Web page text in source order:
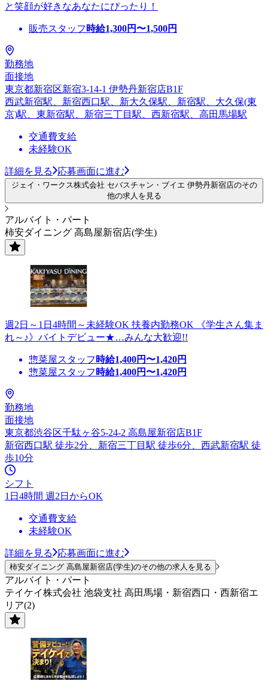
と笑顔が好きなあなたにぴったり！
販売スタッフ 時給1,300円〜1,500円
勤務地
面接地
東京都新宿区新宿3-14-1 伊勢丹新宿店B1F
西武新宿駅、新宿西口駅、新大久保駅、新宿駅、大久保(東
京)駅、東新宿駅、新宿三丁目駅、西新宿駅、高田馬場駅
交通費支給
未経験OK
詳細を見る 応募画面に進む
ジェイ・ワークス株式会社 セバスチャン・ブイエ 伊勢丹新宿店のその
他の求人を見る
アルバイト・パート
柿安ダイニング 高島屋新宿店(学生)
週2日～1日4時間～未経験OK 扶養内勤務OK 《学生さん集ま
れ～♪》バイトデビュー★…みんな大歓迎!!
惣菜屋スタッフ 時給1,400円〜1,420円
惣菜屋スタッフ 時給1,400円〜1,420円
勤務地
面接地
東京都渋谷区千駄ヶ谷5-24-2 高島屋新宿店B1F
新宿西口駅 徒歩2分、新宿三丁目駅 徒歩6分、西武新宿駅 徒
歩10分
シフト
1日4時間 週2日からOK
交通費支給
未経験OK
詳細を見る 応募画面に進む
柿安ダイニング 高島屋新宿店(学生)のその他の求人を見る
アルバイト・パート
テイケイ株式会社 池袋支社 高田馬場・新宿西口・西新宿エ
リア(2)